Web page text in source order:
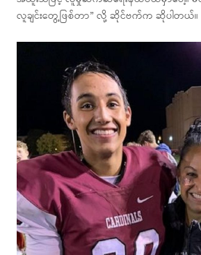
လူချင်းတွေ့ဖြစ်တာ” လို့ ဆိုင်ဗက်က ဆိုပါတယ်။